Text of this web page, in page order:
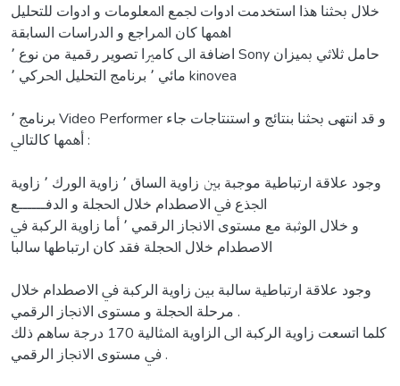
ﺧﻼل ﲝﺜﻨﺎ ﻫﺬا اﺳﺘﺨﺪﻣﺖ ادوات ﳉﻤﻊ اﳌﻌﻠﻮﻣﺎت و ادوات ﻟﻠﺘﺤﻠﻴﻞ
اﳘﻬﺎ ﻛﺎن اﳌﺮاﺟﻊ و اﻟﺪراﺳﺎت اﻟﺴﺎﺑﻘﺔ
اﺿﺎﻓﺔ اﱃ ﻛﺎﻣﲑا ﺗﺼﻮﻳﺮ رﻗﻤﻴﺔ ﻣﻦ ﻧﻮع ٬ Sony ﺣﺎﻣﻞ ﺛﻼﺛﻲ ﲟﻴﺰان
ﻣﺎﺋﻲ ٬ ﺑﺮﻧﺎﻣﺞ اﻟﺘﺤﻠﻴﻞ اﳊﺮﻛﻲ ٬ kinovea
ﺑﺮﻧﺎﻣﺞ ٬ Video Performer و ﻗﺪ اﻧﺘﻬﻰ ﲝﺜﻨﺎ ﺑﻨﺘﺎﺋﺞ و اﺳﺘﻨﺘﺎﺟﺎت ﺟﺎء
أﳘﻬﺎ ﻛﺎﻟﺘﺎﱄ :
وﺟﻮد ﻋﻼﻗﺔ ارﺗﺒﺎﻃﻴﺔ ﻣﻮﺟﺒﺔ ﺑﲔ زاوﻳﺔ اﻟﺴﺎق ٬ زاوﻳﺔ اﻟﻮرك ٬ زاوﻳﺔ
اﳉﺬع ﰲ اﻻﺻﻄﺪام ﺧﻼل اﳊﺠﻠﺔ و اﻟﺪﻓــــــﻊ
و ﺧﻼل اﻟﻮﺛﺒﺔ ﻣﻊ ﻣﺴﺘﻮى اﻻﳒﺎز اﻟﺮﻗﻤﻲ ٬ أﻣﺎ زاوﻳﺔ اﻟﺮﻛﺒﺔ ﰲ
اﻻﺻﻄﺪام ﺧﻼل اﳊﺠﻠﺔ ﻓﻘﺪ ﻛﺎن ارﺗﺒﺎﻃﻬﺎ ﺳﺎﻟﺒﺎ
وﺟﻮد ﻋﻼﻗﺔ ارﺗﺒﺎﻃﻴﺔ ﺳﺎﻟﺒﺔ ﺑﲔ زاوﻳﺔ اﻟﺮﻛﺒﺔ ﰲ اﻻﺻﻄﺪام ﺧﻼل
ﻣﺮﺣﻠﺔ اﳊﺠﻠﺔ و ﻣﺴﺘﻮى اﻻﳒﺎز اﻟﺮﻗﻤﻲ .
ﻛﻠﻤﺎ اﺗﺴﻌﺖ زاوﻳﺔ اﻟﺮﻛﺒﺔ اﱃ اﻟﺰاوﻳﺔ اﳌﺜﺎﻟﻴﺔ 170 درﺟﺔ ﺳﺎﻫﻢ ذﻟﻚ
ﰲ ﻣﺴﺘﻮى اﻻﳒﺎز اﻟﺮﻗﻤﻲ .